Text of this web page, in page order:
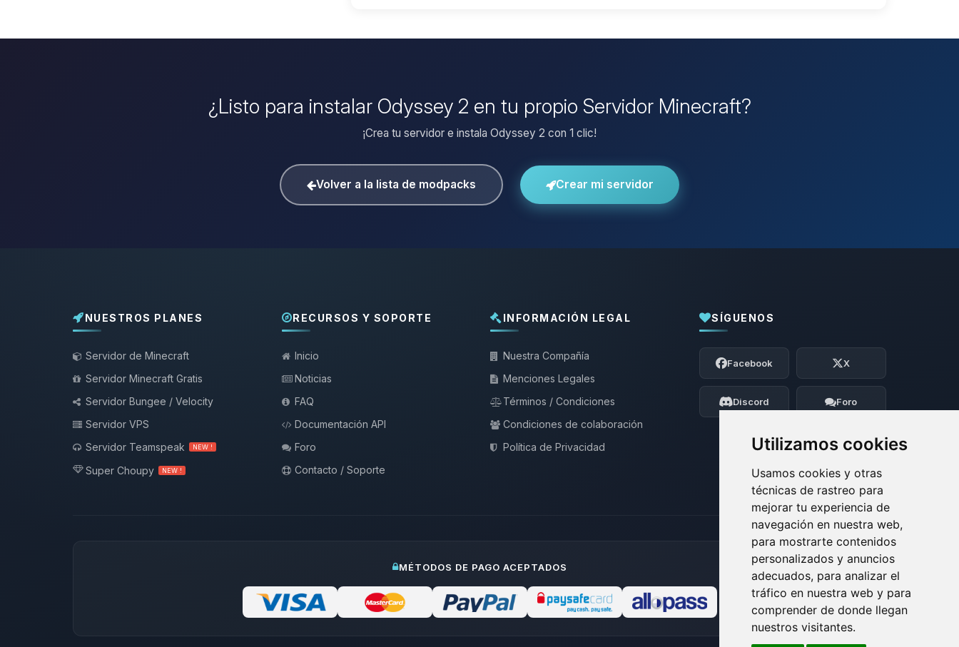
Utilizamos cookies
Usamos cookies y otras
técnicas de rastreo para
mejorar tu experiencia de
navegación en nuestra web,
para mostrarte contenidos
personalizados y anuncios
adecuados, para analizar el
tráfico en nuestra web y para
comprender de donde llegan
nuestros visitantes.
¿Listo para instalar Odyssey 2 en tu propio Servidor Minecraft?
¡Crea tu servidor e instala Odyssey 2 con 1 clic!
Volver a la lista de modpacks Crear mi servidor
NUESTROS PLANES
Servidor de Minecraft
Servidor Minecraft Gratis
Servidor Bungee / Velocity
Servidor VPS
Servidor Teamspeak
NEW !
Super Choupy NEW !
RECURSOS Y SOPORTE
Inicio
Noticias
FAQ
Documentación API
Foro
Contacto / Soporte
INFORMACIÓN LEGAL
Nuestra Compañía
Menciones Legales
Términos / Condiciones
Condiciones de colaboración
Política de Privacidad
SÍGUENOS
Facebook X
Discord Foro
MÉTODOS DE PAGO ACEPTADOS
Yupi, por fin alguien con quien hablar!
Soy Choupy, tu pequeno asistente de
BoxToPlay. Cuentame que necesitas y
moveré mis pequenos circuitos para
ayudarte.
09/08/2026 08:21